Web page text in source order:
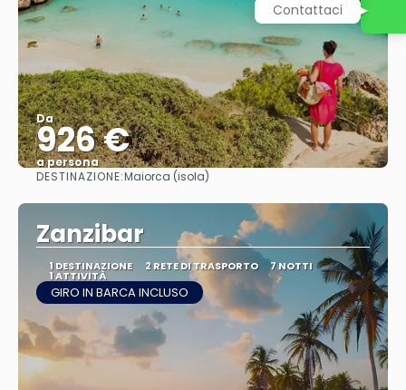
Da
926 €
a persona
Vedere
DESTINAZIONE:Maiorca (isola)
Zanzibar
1 DESTINAZIONE 2 RETE DI TRASPORTO 7 NOTTI
1 ATTIVITÀ
GIRO IN BARCA INCLUSO
Contattaci